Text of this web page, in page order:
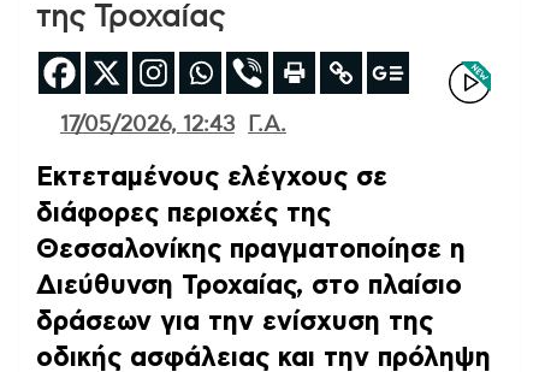
της Τροχαίας
17/05/2026, 12:43 Γ.Α.
Εκτεταμένους ελέγχους σε
διάφορες περιοχές της
Θεσσαλονίκης πραγματοποίησε η
Διεύθυνση Τροχαίας, στο πλαίσιο
δράσεων για την ενίσχυση της
οδικής ασφάλειας και την πρόληψη